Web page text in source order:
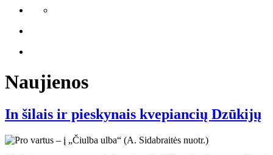
Naujienos
In šilais ir pieskynais kvepiancių Dzūkijų